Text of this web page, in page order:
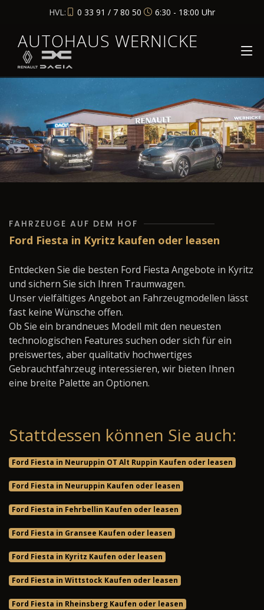
HVL: 0 33 91 / 7 80 50 6:30 - 18:00 Uhr
AUTOHAUS WERNICKE
FAHRZEUGE AUF DEM HOF
Ford Fiesta in Kyritz kaufen oder leasen
Entdecken Sie die besten Ford Fiesta Angebote in Kyritz
und sichern Sie sich Ihren Traumwagen.
Unser vielfältiges Angebot an Fahrzeugmodellen lässt
fast keine Wünsche offen.
Ob Sie ein brandneues Modell mit den neuesten
technologischen Features suchen oder sich für ein
preiswertes, aber qualitativ hochwertiges
Gebrauchtfahrzeug interessieren, wir bieten Ihnen
eine breite Palette an Optionen.
Stattdessen können Sie auch:
Ford Fiesta in Neuruppin OT Alt Ruppin Kaufen oder leasen
Ford Fiesta in Neuruppin Kaufen oder leasen
Ford Fiesta in Fehrbellin Kaufen oder leasen
Ford Fiesta in Gransee Kaufen oder leasen
Ford Fiesta in Kyritz Kaufen oder leasen
Ford Fiesta in Wittstock Kaufen oder leasen
Ford Fiesta in Rheinsberg Kaufen oder leasen